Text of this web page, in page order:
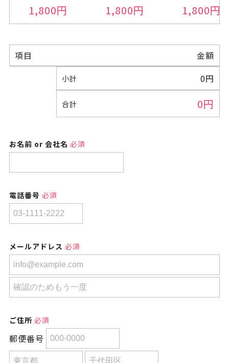
1,800円 1,800円 1,800円
項目 金額
小計 0円
合計 0円
お名前 or 会社名 必須
電話番号 必須
メールアドレス 必須
ご住所 必須
郵便番号